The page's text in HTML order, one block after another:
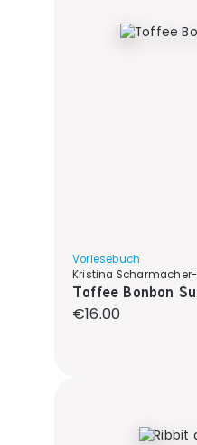
Vorlesebuch
Kristina
Toffee Bonbon
Regular price:
€16.00